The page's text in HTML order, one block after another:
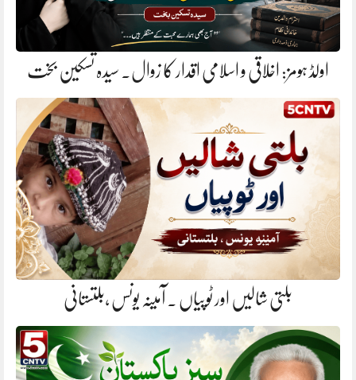
اولڈ ہومز: اخلاقی و اسلامی اقدار کا زوال. سیدہ تسکین بخت
بلتی شالیں اور ٹوپیاں . آمینہ یونس ،بلتستانی